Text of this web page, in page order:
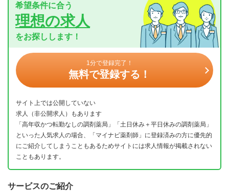
希望条件に合う
理想の求人
をお探しします！
1分で登録完了！
無料で登録する！
サイト上では公開していない
求人（非公開求人）もあります
「高年収かつ転勤なしの調剤薬局」「土日休み＋平日休みの調剤薬局」
といった人気求人の場合、「マイナビ薬剤師」に登録済みの方に優先的
にご紹介してしまうこともあるためサイトには求人情報が掲載されない
こともあります。
サービスのご紹介